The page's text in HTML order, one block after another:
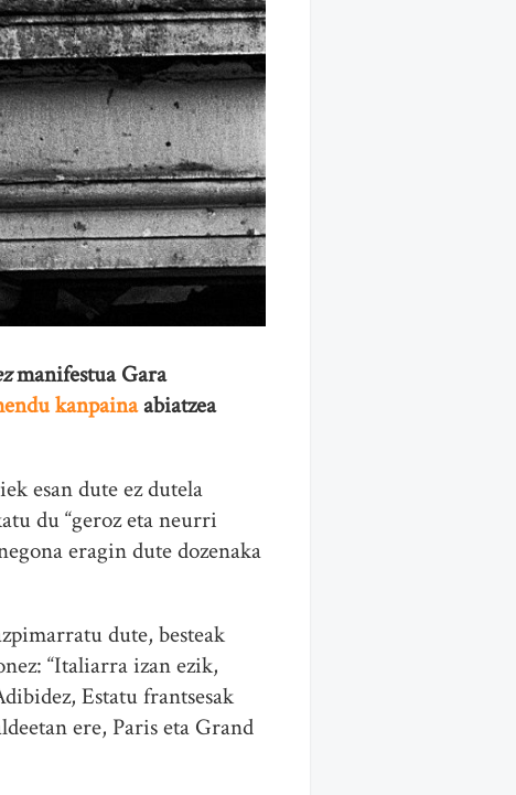
manifestua Gara
kanpainaabiatzea
esan dute ez dutela
du “geroz eta neurri
eragin dute dozenaka
dute, besteak
“Italiarra izan ezik,
Estatu frantsesak
ere, Paris eta Grand